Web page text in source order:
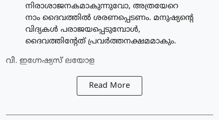
നിരാശാജനകമാകുന്നുവോ, അത്രയേറെ
നാം ദൈവത്തില്‍ ശരണപ്പെടണം. മനുഷ്യന്റെ
വിദ്യകള്‍ പരാജയപ്പെടുമ്പോള്‍,
ദൈവത്തിന്റേത് പ്രവര്‍ത്തനക്ഷമമാകും.
വി. ഇഗ്നേഷ്യസ് ലയോള
Read More